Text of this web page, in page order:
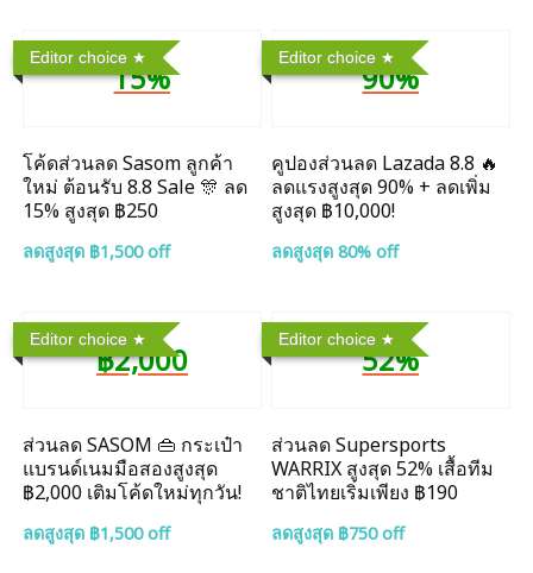
Editor choice
15%
โค้ดส่วนลด Sasom ลูกค้า
ใหม่ ต้อนรับ 8.8 Sale 🎊 ลด
15% สูงสุด ฿250
ลดสูงสุด ฿1,500 off
Editor choice
90%
คูปองส่วนลด Lazada 8.8 🔥
ลดแรงสูงสุด 90% + ลดเพิ่ม
สูงสุด ฿10,000!
ลดสูงสุด 80% off
Editor choice
฿2,000
ส่วนลด SASOM 👜 กระเป๋า
แบรนด์เนมมือสองสูงสุด
฿2,000 เติมโค้ดใหม่ทุกวัน!
ลดสูงสุด ฿1,500 off
Editor choice
52%
ส่วนลด Supersports
WARRIX สูงสุด 52% เสื้อทีม
ชาติไทยเริ่มเพียง ฿190
ลดสูงสุด ฿750 off